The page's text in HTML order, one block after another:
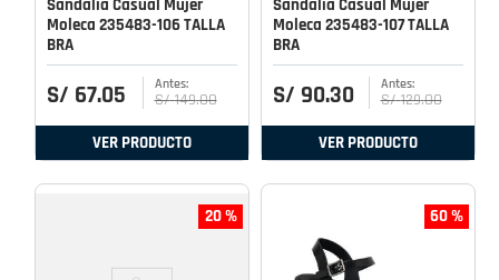
Sandalia Casual Mujer
Moleca 235483-106 TALLA
BRA
S/ 67.05 S/ 149.00
VER PRODUCTO
Sandalia Casual Mujer
Moleca 235483-107 TALLA
BRA
S/ 90.30 S/ 129.00
VER PRODUCTO
20 % 60 %